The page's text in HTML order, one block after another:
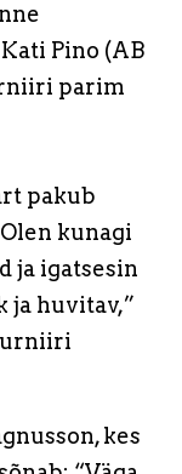
Pino (AB
parim
pakub
kunagi
ja igatsesin
ja huvitav,”
kes